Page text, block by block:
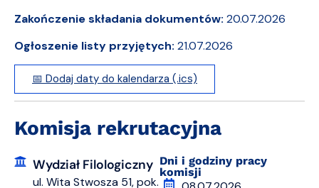
Zakończenie składania dokumentów: 20.07.2026
Ogłoszenie listy przyjętych: 21.07.2026
📅 Dodaj daty do kalendarza (.ics)
Komisja rekrutacyjna
Wydział Filologiczny
ul. Wita Stwosza 51, pok.
Dni i godziny pracy
komisji